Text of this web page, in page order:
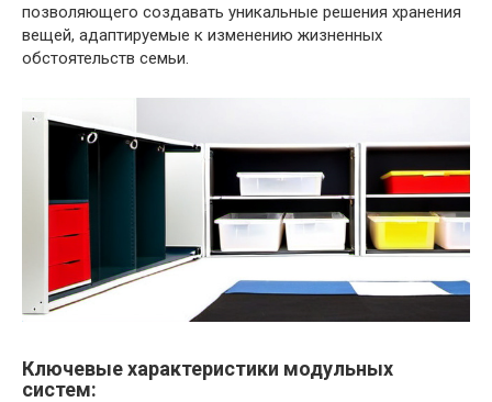
позволяющего создавать уникальные решения хранения
вещей, адаптируемые к изменению жизненных
обстоятельств семьи.
Ключевые характеристики модульных
систем: